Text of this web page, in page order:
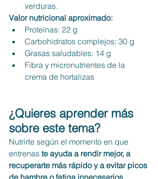
verduras.
Valor nutricional aproximado:
Proteínas: 22 g
Carbohidratos complejos: 30 g
Grasas saludables: 14 g
Fibra y micronutrientes de la
crema de hortalizas
¿Quieres aprender más
sobre este tema?
Nutrirte según el momento en que
entrenas te ayuda a rendir mejor, a
recuperarte más rápido y a evitar picos
de hambre o fatiga innecesarios.